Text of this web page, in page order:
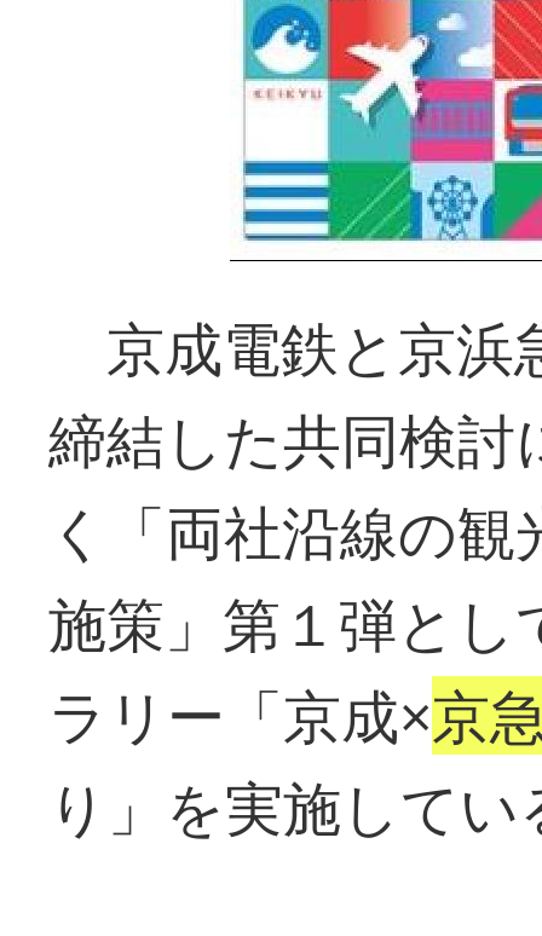
京成電鉄と京浜
締結した共同検
く「両社沿線の
施策」第１弾と
ラリー「京成×京
り」を実施してい